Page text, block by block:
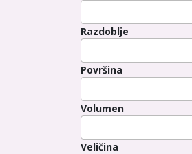
Razdoblje
Površina
Volumen
Veličina